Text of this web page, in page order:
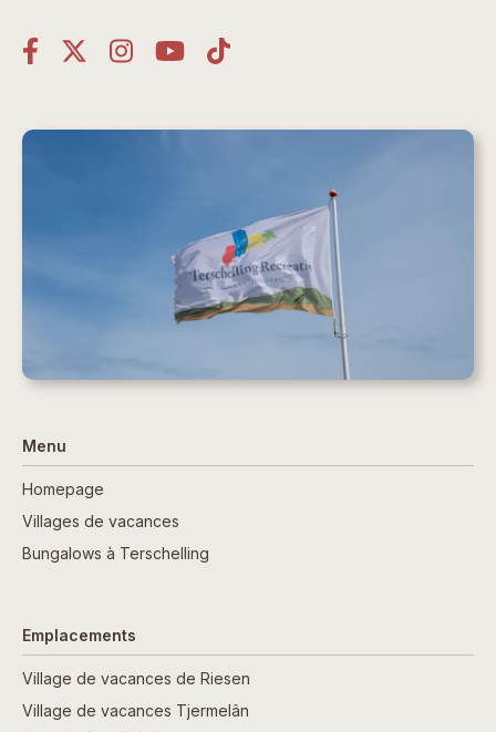
Menu
Homepage
Villages de vacances
Bungalows à Terschelling
Emplacements
Village de vacances de Riesen
Village de vacances Tjermelân